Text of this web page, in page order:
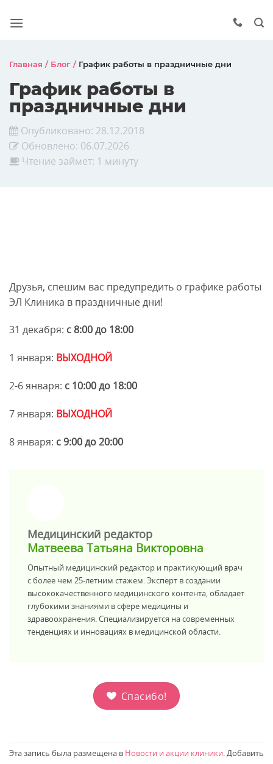
Главная / Блог / График работы в праздничные дни
График работы в
праздничные дни
Опубликовано: 28.12.2018
Обновлено: 06.07.2026
Чтение займет: 1 минуту
Друзья, спешим вас предупредить о графике работы
ЭЛ Клиника в праздничные дни!
31 декабря: с 8:00 до 18:00
1 января: ВЫХОДНОЙ
2-6 января: с 10:00 до 18:00
7 января: ВЫХОДНОЙ
8 января: с 9:00 до 20:00
>
Медицинский редактор
Матвеева Татьяна Викторовна
Опытный медицинский редактор и практикующий врач
с более чем 25-летним стажем. Эксперт в создании
высококачественного медицинского контента, обладает
глубокими знаниями в сфере медицины и
здравоохранения. Специализируется на современных
тенденциях и инновациях в медицинской области.
Спасибо!
Эта запись была размещена в Новости и акции клиники. Добавить